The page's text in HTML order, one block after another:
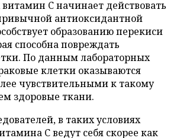
C начинает действовать
антиоксидантной
образованию перекиси
способна повреждать
По данным лабораторных
клетки оказываются
чувствительными к такому
здоровые ткани.
в таких условиях
C ведут себя скорее как